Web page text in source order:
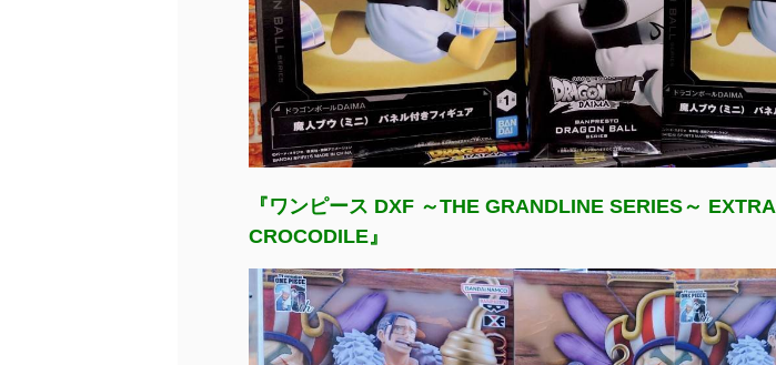
『ワンピース DXF ～THE GRANDLINE SERIES～ EXTRA
CROCODILE』